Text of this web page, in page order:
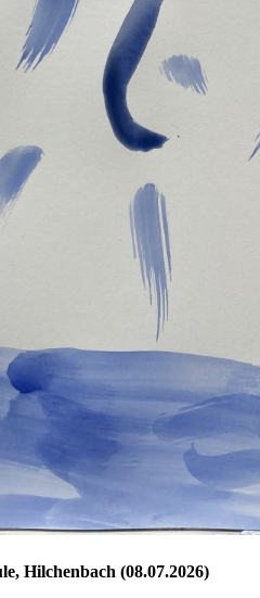
Hilchenbach (08.07.2026)